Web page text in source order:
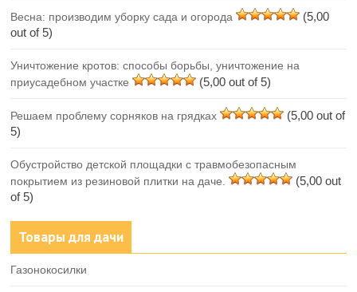
Весна: производим уборку сада и огорода
(5,00
out of 5)
Уничтожение кротов: способы борьбы, уничтожение на
приусадебном участке
(5,00 out of 5)
Решаем проблему сорняков на грядках
(5,00 out of
5)
Обустройство детской площадки с травмобезопасным
покрытием из резиновой плитки на даче.
(5,00 out
of 5)
Товары для дачи
Газонокосилки